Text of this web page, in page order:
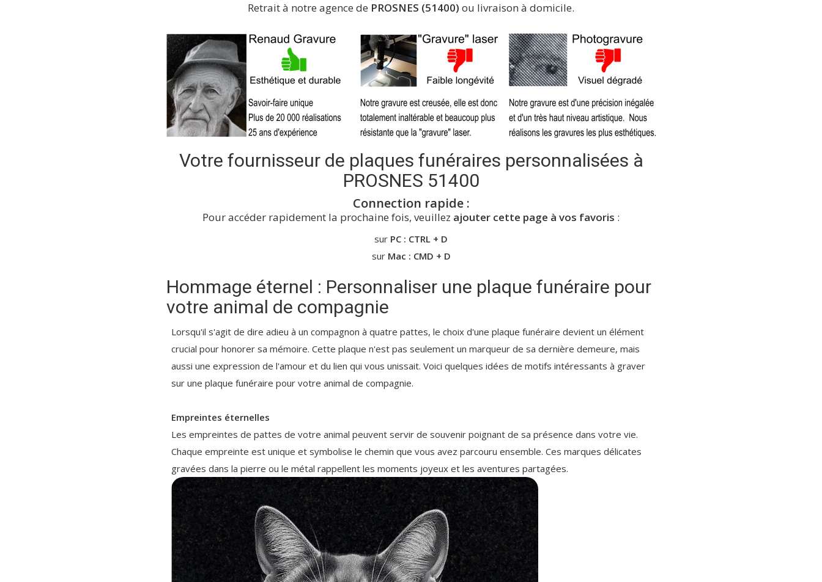
Retrait à notre agence de PROSNES (51400) ou livraison à domicile.
Votre fournisseur de plaques funéraires personnalisées à
PROSNES 51400
Connection rapide :
Pour accéder rapidement la prochaine fois, veuillez ajouter cette page à vos favoris :
sur PC : CTRL + D
sur Mac : CMD + D
Hommage éternel : Personnaliser une plaque funéraire pour
votre animal de compagnie
Lorsqu'il s'agit de dire adieu à un compagnon à quatre pattes, le choix d'une plaque funéraire devient un élément
crucial pour honorer sa mémoire. Cette plaque n'est pas seulement un marqueur de sa dernière demeure, mais
aussi une expression de l'amour et du lien qui vous unissait. Voici quelques idées de motifs intéressants à graver
sur une plaque funéraire pour votre animal de compagnie.
Empreintes éternelles
Les empreintes de pattes de votre animal peuvent servir de souvenir poignant de sa présence dans votre vie.
Chaque empreinte est unique et symbolise le chemin que vous avez parcouru ensemble. Ces marques délicates
gravées dans la pierre ou le métal rappellent les moments joyeux et les aventures partagées.